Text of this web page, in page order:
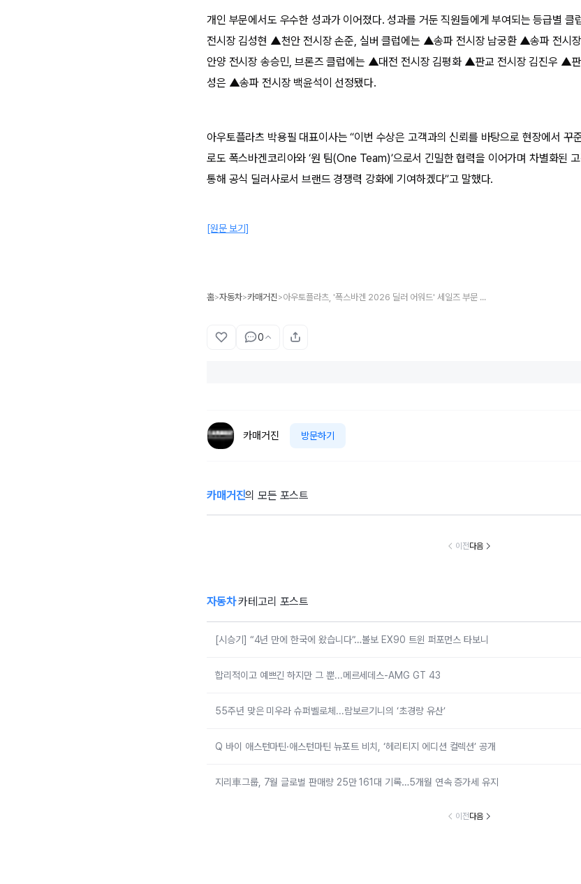
개인 부문에서도 우수한 성과가 이어졌다. 성과를 거둔 직원들에게 부여되는 등급별
전시장 김성현 ▲천안 전시장 손준, 실버 클럽에는 ▲송파 전시장 남궁환 ▲송파 전시
안양 전시장 송승민, 브론즈 클럽에는 ▲대전 전시장 김평화 ▲판교 전시장 김진우 ▲
성은 ▲송파 전시장 백윤석이 선정됐다.
아우토플라츠 박용필 대표이사는 “이번 수상은 고객과의 신뢰를 바탕으로 현장에서 꾸
로도 폭스바겐코리아와 ‘원 팀(One Team)’으로서 긴밀한 협력을 이어가며 차별화된
통해 공식 딜러사로서 브랜드 경쟁력 강화에 기여하겠다”고 말했다.
[원문 보기]
홈>자동차>카매거진 > 아우토플라츠, '폭스바겐 2026 딜러 어워드' 세일즈 부문 최우수 딜러 선정
0
카매거진 방문하기
카매거진의 모든 포스트
[시승기] “4년 만
합리적이고 예쁘
55주년 맞은 미우
람보르기니의 ‘초
Q 바이 애스턴마
포트 비치, ‘헤리
지
이전다음
자동차카테고리 포스트
[시승기] “4년 만에 한국에 왔습니다”…볼보 EX90 트윈 퍼포먼스 타보니
합리적이고 예쁘긴 하지만 그 뿐...메르세데스-AMG GT 43
55주년 맞은 미우라 슈퍼벨로체...람보르기니의 ‘초경량 유산’
Q 바이 애스턴마틴·애스턴마틴 뉴포트 비치, ‘헤리티지 에디션 컬렉션’ 공개
지리車그룹, 7월 글로벌 판매량 25만 161대 기록…5개월 연속 증가세 유지
이전다음